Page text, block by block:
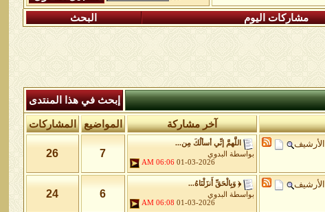
مشاركات اليوم البحث
إبحث في هذا المنتدى
آخر مشاركة المواضيع المشاركات
الأرشيف
اللَّهمَّ إنِّي أسألُكَ مِن...
بواسطة
البدوي
01-03-2026
06:06 AM
7
26
الأرشيف
﴿ وَبِالْحَقِّ أَنزَلْنَاهُ...
بواسطة
البدوي
01-03-2026
06:08 AM
6
24